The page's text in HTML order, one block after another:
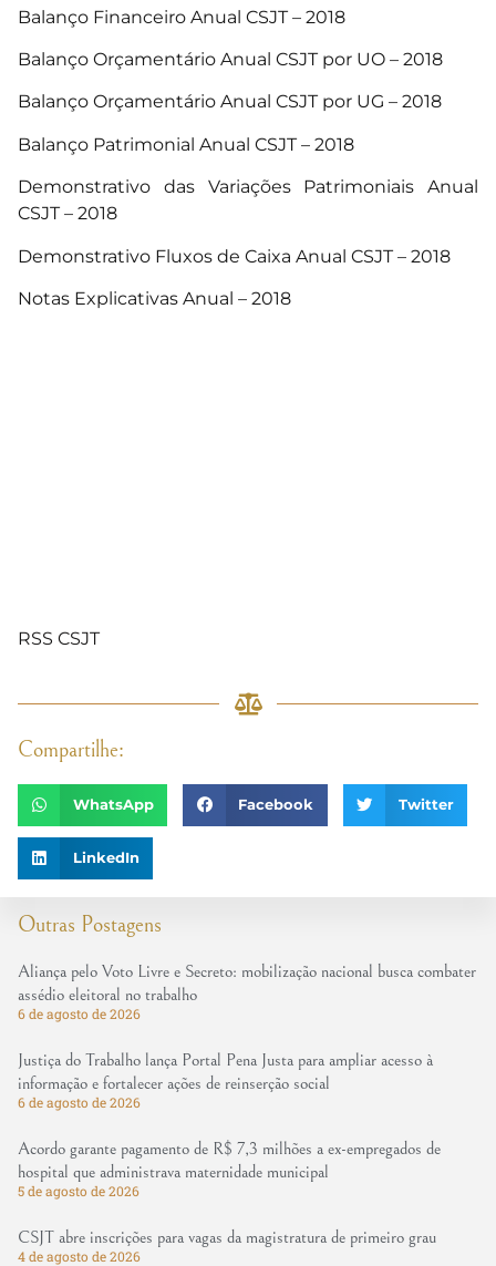
Outras Postagens
Aliança pelo Voto Livre e Secreto: mobilização nacional busca combater
assédio eleitoral no trabalho
6 de agosto de 2026
Justiça do Trabalho lança Portal Pena Justa para ampliar acesso à
informação e fortalecer ações de reinserção social
6 de agosto de 2026
Acordo garante pagamento de R$ 7,3 milhões a ex-empregados de
hospital que administrava maternidade municipal
5 de agosto de 2026
CSJT abre inscrições para vagas da magistratura de primeiro grau
4 de agosto de 2026
Balanço Financeiro Anual CSJT – 2018
Balanço Orçamentário Anual CSJT por UO – 2018
Balanço Orçamentário Anual CSJT por UG – 2018
Balanço Patrimonial Anual CSJT – 2018
Demonstrativo das Variações Patrimoniais Anual
CSJT – 2018
Demonstrativo Fluxos de Caixa Anual CSJT – 2018
Notas Explicativas Anual – 2018
RSS CSJT
Compartilhe:
WhatsApp Facebook Twitter
LinkedIn